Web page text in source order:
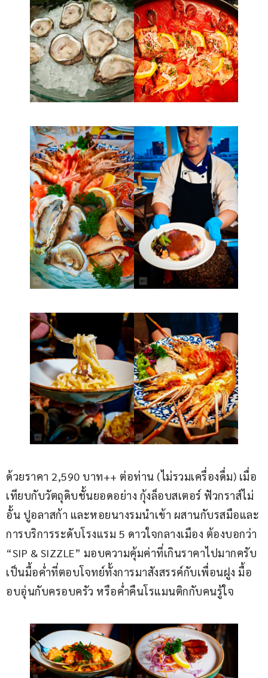
ด้วยราคา 2,590 บาท++ ต่อท่าน (ไม่รวมเครื่องดื่ม) เมื่อ
เทียบกับวัตถุดิบชั้นยอดอย่าง กุ้งล็อบสเตอร์ ฟัวกราส์ไม่
อั้น ปูอลาสก้า และหอยนางรมนำเข้า ผสานกับรสมือและ
การบริการระดับโรงแรม 5 ดาวใจกลางเมือง ต้องบอกว่า
“SIP & SIZZLE” มอบความคุ้มค่าที่เกินราคาไปมากครับ
เป็นมื้อค่ำที่ตอบโจทย์ทั้งการมาสังสรรค์กับเพื่อนฝูง มื้อ
อบอุ่นกับครอบครัว หรือค่ำคืนโรแมนติกกับคนรู้ใจ